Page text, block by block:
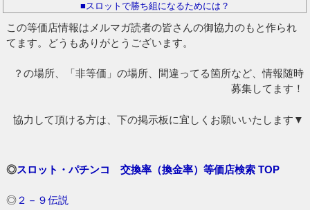
■スロットで勝ち組になるためには？
この等価店情報はメルマガ読者の皆さんの御協力のもと作られ
てます。どうもありがとうございます。
？の場所、「非等価」の場所、間違ってる箇所など、情報随時
募集してます！
協力して頂ける方は、下の掲示板に宜しくお願いいたします▼
◎スロット・パチンコ 交換率（換金率）等価店検索 TOP
◎２－９伝説